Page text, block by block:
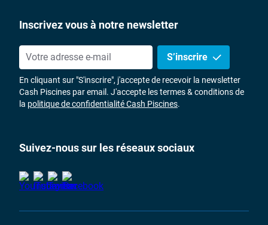
Inscrivez vous à notre newsletter
S’inscrire
En cliquant sur "S'inscrire", j'accepte de recevoir la newsletter
Cash Piscines par email. J'accepte les termes & conditions de
la politique de confidentialité Cash Piscines.
Suivez-nous sur les réseaux sociaux